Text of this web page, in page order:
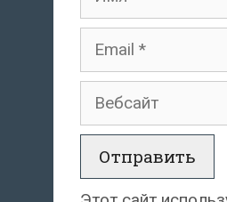
Email
Вебсайт